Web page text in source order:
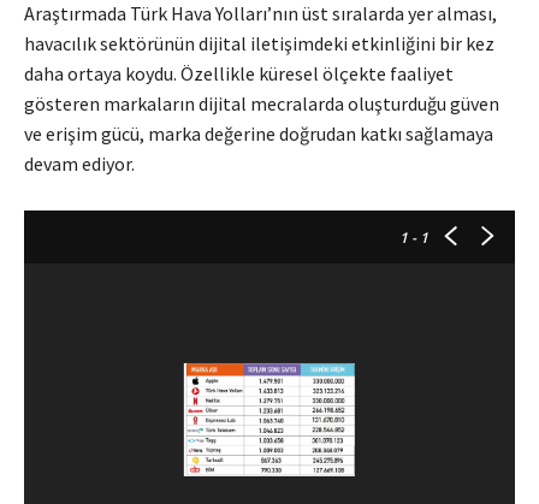
Araştırmada Türk Hava Yolları’nın üst sıralarda yer alması,
havacılık sektörünün dijital iletişimdeki etkinliğini bir kez
daha ortaya koydu. Özellikle küresel ölçekte faaliyet
gösteren markaların dijital mecralarda oluşturduğu güven
ve erişim gücü, marka değerine doğrudan katkı sağlamaya
devam ediyor.
1 - 1